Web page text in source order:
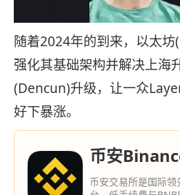
随着2024年的到来，以太坊
强化其基础架构并解决上海
(Dencun)升级，让一众
好下暴涨。
币安
币安交易所是国际